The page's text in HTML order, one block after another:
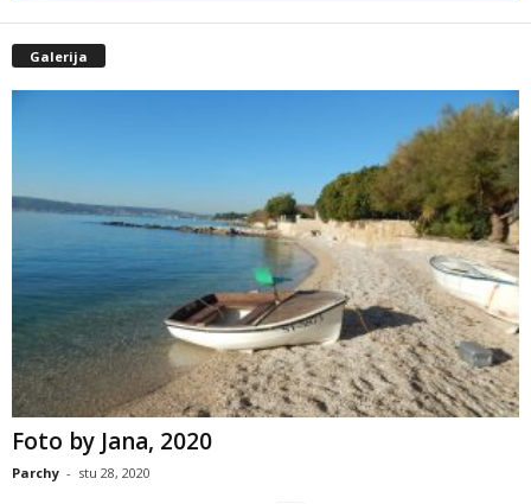
Galerija
Foto by Jana, 2020
Parchy - stu 28, 2020